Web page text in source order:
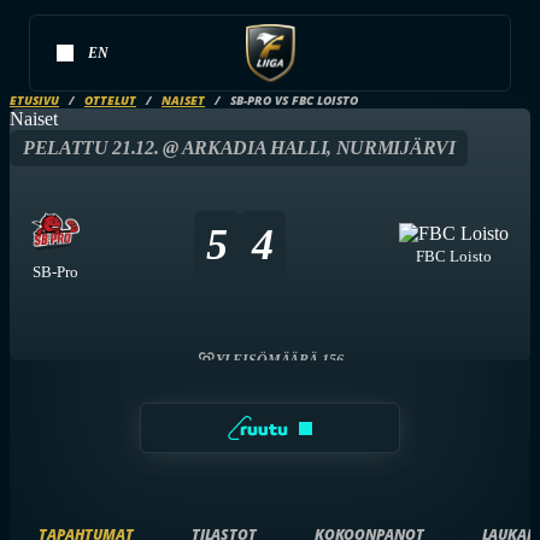
EN
ETUSIVU OTTELUT NAISET SB-PRO VS FBC LOISTO
Naiset
PELATTU 21.12. @ ARKADIA HALLI, NURMIJÄRVI
SB-Pro
5 4 FBC Loisto
YLEISÖMÄÄRÄ 156
TAPAHTUMAT TILASTOT KOKOONPANOT